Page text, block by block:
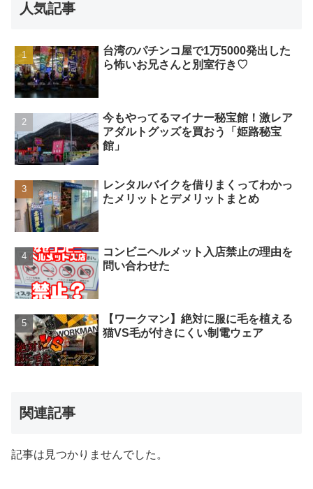
人気記事
台湾のパチンコ屋で1万5000発出した
ら怖いお兄さんと別室行き♡
今もやってるマイナー秘宝館！激レア
アダルトグッズを買おう「姫路秘宝
館」
レンタルバイクを借りまくってわかっ
たメリットとデメリットまとめ
コンビニヘルメット入店禁止の理由を
問い合わせた
【ワークマン】絶対に服に毛を植える
猫VS毛が付きにくい制電ウェア
関連記事
記事は見つかりませんでした。